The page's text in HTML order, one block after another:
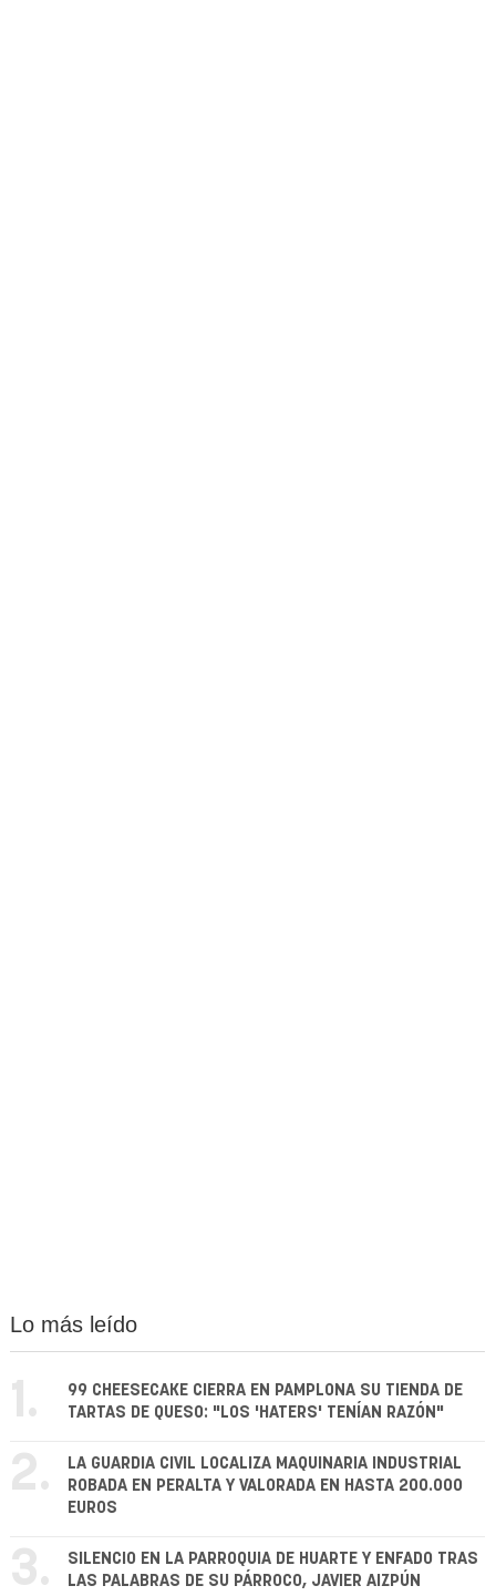
Lo más leído
1.
99 CHEESECAKE CIERRA EN PAMPLONA SU TIENDA DE
TARTAS DE QUESO: "LOS 'HATERS' TENÍAN RAZÓN"
2.
LA GUARDIA CIVIL LOCALIZA MAQUINARIA INDUSTRIAL
ROBADA EN PERALTA Y VALORADA EN HASTA 200.000
EUROS
3.
SILENCIO EN LA PARROQUIA DE HUARTE Y ENFADO TRAS
LAS PALABRAS DE SU PÁRROCO, JAVIER AIZPÚN